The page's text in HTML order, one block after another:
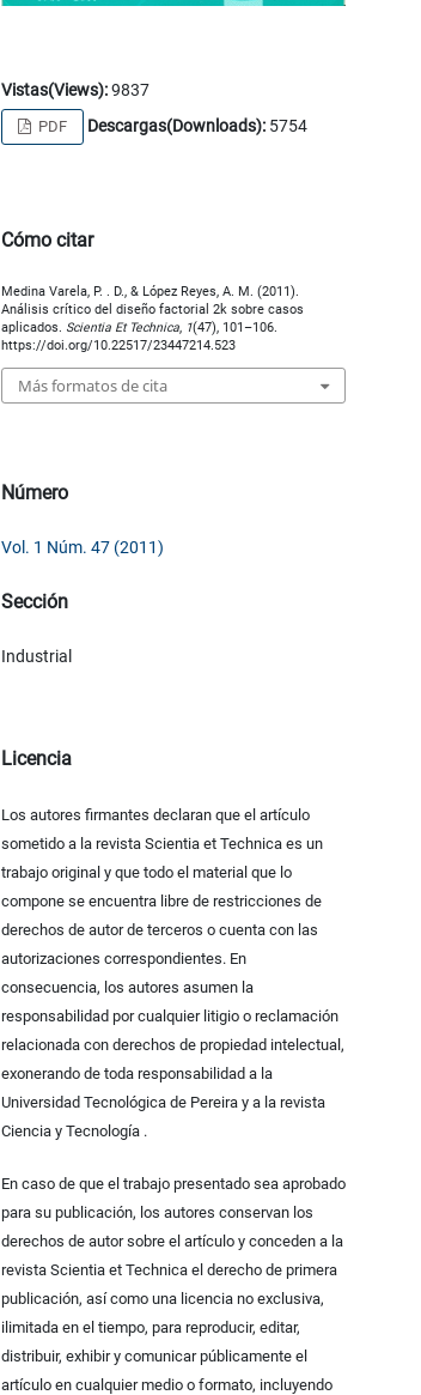
Vistas(Views):9837
PDF Descargas(Downloads):5754
Cómo citar
Medina Varela, P. . D., & López Reyes, A. M. (2011).
Análisis crítico del diseño factorial 2k sobre casos
aplicados. Scientia Et Technica, 1(47), 101–106.
https://doi.org/10.22517/23447214.523
Más formatos de cita
Número
Vol. 1 Núm. 47 (2011)
Sección
Industrial
Licencia
Los autores firmantes declaran que el artículo
sometido a la revista Scientia et Technica es un
trabajo original y que todo el material que lo
compone se encuentra libre de restricciones de
derechos de autor de terceros o cuenta con las
autorizaciones correspondientes. En
consecuencia, los autores asumen la
responsabilidad por cualquier litigio o reclamación
relacionada con derechos de propiedad intelectual,
exonerando de toda responsabilidad a la
Universidad Tecnológica de Pereira y a la revista
Ciencia y Tecnología .
En caso de que el trabajo presentado sea aprobado
para su publicación, los autores conservan los
derechos de autor sobre el artículo y conceden a la
revista Scientia et Technica el derecho de primera
publicación, así como una licencia no exclusiva,
ilimitada en el tiempo, para reproducir, editar,
distribuir, exhibir y comunicar públicamente el
artículo en cualquier medio o formato, incluyendo